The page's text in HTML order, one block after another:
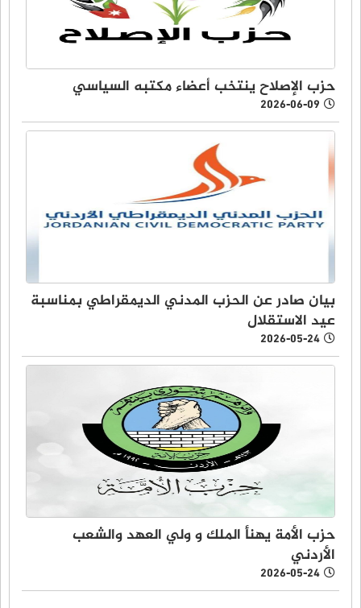
حزب الإصلاح ينتخب أعضاء مكتبه السياسي
2026-06-09
بيان صادر عن الحزب المدني الديمقراطي بمناسبة
عيد الاستقلال
2026-05-24
حزب الأمة يهنأ الملك و ولي العهد والشعب
الأردني
2026-05-24